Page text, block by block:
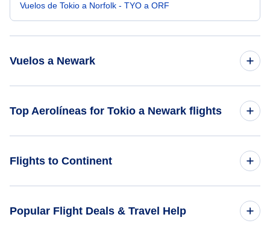
Vuelos de Tokio a Norfolk - TYO a ORF
Vuelos a Newark
Vuelos de Taipei a Newark - TPE a EWR
Top Aerolíneas for Tokio a Newark flights
Flights to Continent
Popular Flight Deals & Travel Help